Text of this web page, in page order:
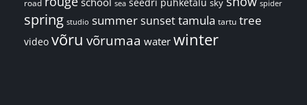
road sea sky spider
spring studio summersunsettamula tartu tree
video võru võrumaa water winter